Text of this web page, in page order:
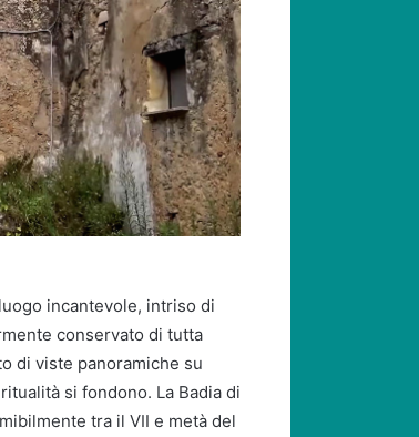
incantevole, intriso di
conservato di tutta
di viste panoramiche su
si fondono. La Badia di
tra il VII e metà del